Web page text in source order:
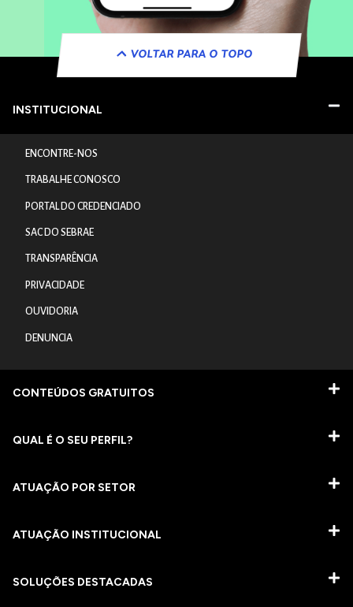
VOLTAR PARA O TOPO
INSTITUCIONAL
ENCONTRE-NOS
TRABALHE CONOSCO
PORTAL DO CREDENCIADO
SAC DO SEBRAE
TRANSPARÊNCIA
PRIVACIDADE
OUVIDORIA
DENUNCIA
CONTEÚDOS GRATUITOS
QUAL É O SEU PERFIL?
ATUAÇÃO POR SETOR
ATUAÇÃO INSTITUCIONAL
SOLUÇÕES DESTACADAS